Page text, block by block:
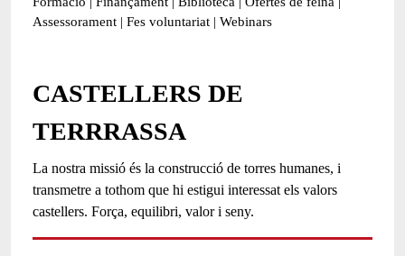
Assessorament | Fes voluntariat | Webinars
CASTELLERS DE
TERRRASSA
La nostra missió és la construcció de torres humanes, i
transmetre a tothom que hi estigui interessat els valors
castellers. Força, equilibri, valor i seny.